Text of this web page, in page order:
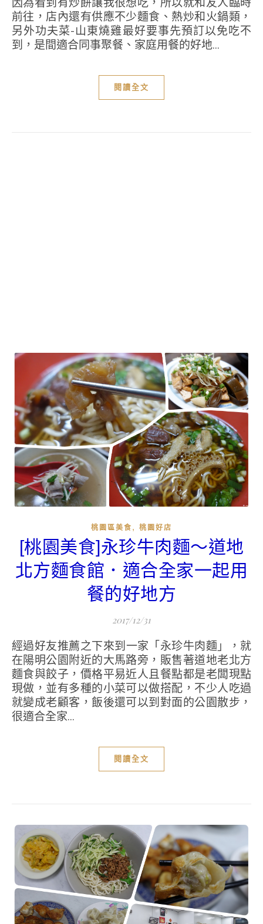
前往，店內還有供應不少麵食、熱炒和火鍋類，
另外功夫菜-山東燒雞最好要事先預訂以免吃不
到，是間適合同事聚餐、家庭用餐的好地...
閱讀全文
桃園區美食 , 桃園好店
[桃園美食]永珍牛肉麵～道地
北方麵食館．適合全家一起用
餐的好地方
2017/12/31
經過好友推薦之下來到一家「永珍牛肉麵」，就
在陽明公園附近的大馬路旁，販售著道地老北方
麵食與餃子，價格平易近人且餐點都是老闆現點
現做，並有多種的小菜可以做搭配，不少人吃過
就變成老顧客，飯後還可以到對面的公園散步，
很適合全家...
閱讀全文